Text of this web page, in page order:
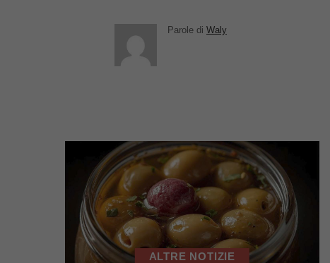
Parole di Waly
ALTRE NOTIZIE